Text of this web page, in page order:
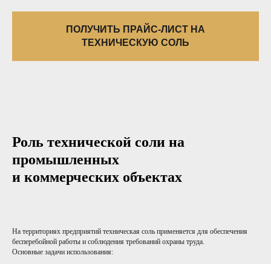
ПОЛУЧИТЬ ПРАЙС-ЛИСТ НА
ТЕХНИЧЕСКУЮ СОЛЬ
Роль технической соли на
промышленных
и коммерческих объектах
На территориях предприятий техническая соль применяется для обеспечения
бесперебойной работы и соблюдения требований охраны труда.
Основные задачи использования: